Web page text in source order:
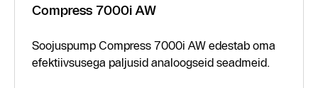
Compress 7000i AW
Soojuspump Compress 7000i AW edestab oma
efektiivsusega paljusid analoogseid seadmeid.